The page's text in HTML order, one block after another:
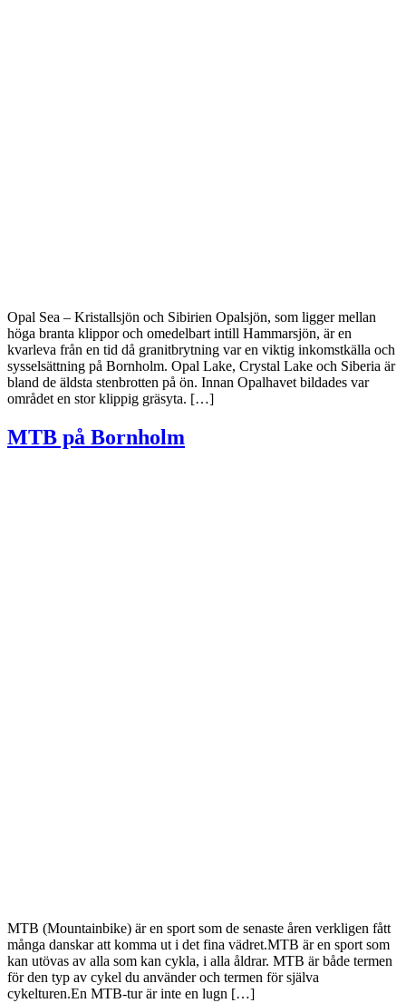
Opal Sea – Kristallsjön och Sibirien Opalsjön, som ligger mellan
höga branta klippor och omedelbart intill Hammarsjön, är en
kvarleva från en tid då granitbrytning var en viktig inkomstkälla och
sysselsättning på Bornholm. Opal Lake, Crystal Lake och Siberia är
bland de äldsta stenbrotten på ön. Innan Opalhavet bildades var
området en stor klippig gräsyta. […]
MTB på Bornholm
MTB (Mountainbike) är en sport som de senaste åren verkligen fått
många danskar att komma ut i det fina vädret.MTB är en sport som
kan utövas av alla som kan cykla, i alla åldrar. MTB är både termen
för den typ av cykel du använder och termen för själva
cykelturen.En MTB-tur är inte en lugn […]